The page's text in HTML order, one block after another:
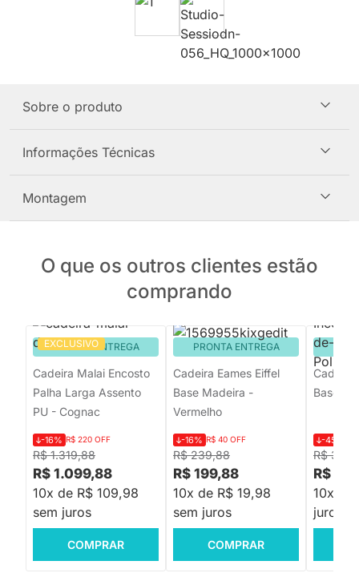
Sobre o produto
Informações Técnicas
Montagem
O que os outros clientes estão
comprando
EXCLUSIVO
PRONTA ENTREGA
Cadeira Malai Encosto
Palha Larga Assento
PU - Cognac
R$ 1.319,88
-16% R$ 220 OFF
R$ 1.099,88
10x de R$ 109,98
sem juros
COMPRAR
PRONTA ENTREGA
Cadeira Eames Eiffel
Base Madeira -
Vermelho
R$ 239,88
-16% R$ 40 OFF
R$ 199,88
10x de R$ 19,98
sem juros
COMPRAR
Cadeira
Base
R$
-45%
R$
10x de
juros